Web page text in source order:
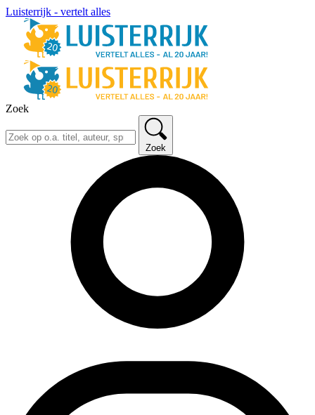
Luisterrijk - vertelt alles
Zoek
Zoek